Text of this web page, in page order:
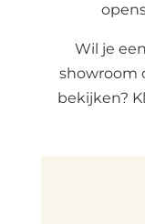
Wil je
showroom
bekijken?